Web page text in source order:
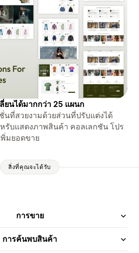
ยนได้มากกว่า 25 แผนก
นที่สวยงามด้วยส่วนที่ปรับแต่งได้
รับแสดงภาพสินค้า คอลเลกชัน โปร
มยอดขาย
สิ่งที่คุณจะได้รับ
การขาย
การค้นพบสินค้า